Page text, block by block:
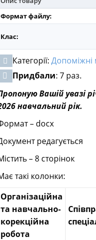
Формат файлу:
Клас:
Категорії: Допоміжні
Придбали: 7 раз.
Вашій увазі
навчальний рік.
– docx
редагується
– 8 сторінок
такі колонки:
Організаційна
та навчально-
корекційна
робота